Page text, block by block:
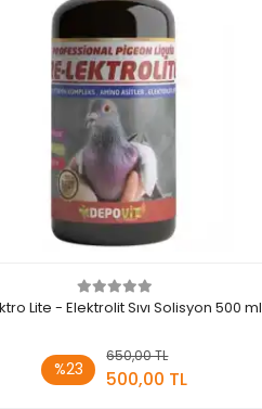
Lite - Elektrolit Sıvı Solisyon 500 ml
%23
650,00 TL
500,00 TL
Sepete Ekle